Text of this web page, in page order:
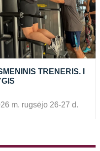
TRENERIS. I
m. rugsėjo 26-27 d.